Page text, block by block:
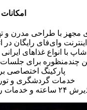
مجهز با طراحی مدرن و
اینترنت وای‌فای رایگان در
با انواع غذاهای ایرانی
چندمنظوره برای
پارکینگ اختصاصی
خدمات گردشگری و
ساعته و خدمات روم‌سرویس